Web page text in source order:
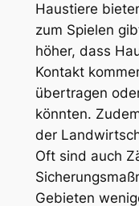
Haustiere‌
zum ​Spielen
höher, dass
Kontakt
übertragen
könnten.
der
Oft sind auch
Gebieten